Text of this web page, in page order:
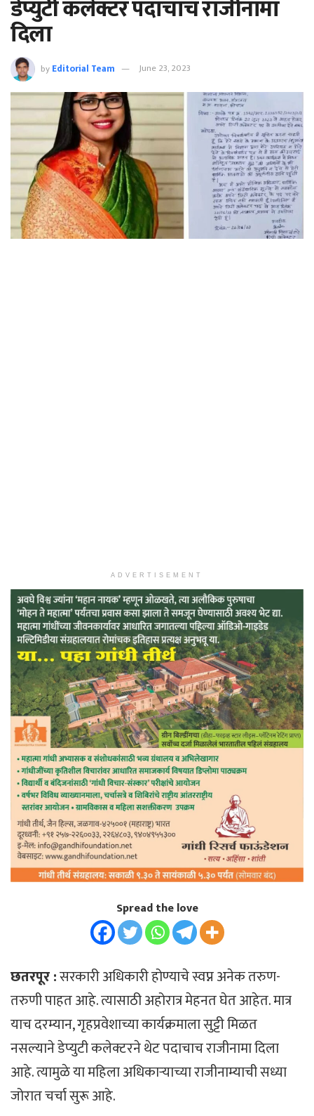
डेप्युटी कलेक्टर पदाचाच राजीनामा
दिला
byEditorial Team June 23, 2023
ADVERTISEMENT
Spread the love
छतरपूर :सरकारी अधिकारी होण्याचे स्वप्न अनेक तरुण-
तरुणी पाहत आहे. त्यासाठी अहोरात्र मेहनत घेत आहेत. मात्र
याच दरम्यान, गृहप्रवेशाच्या कार्यक्रमाला सुट्टी मिळत
नसल्याने डेप्युटी कलेक्टरने थेट पदाचाच राजीनामा दिला
आहे. त्यामुळे या महिला अधिकाऱ्याच्या राजीनाम्याची सध्या
जोरात चर्चा सुरू आहे.